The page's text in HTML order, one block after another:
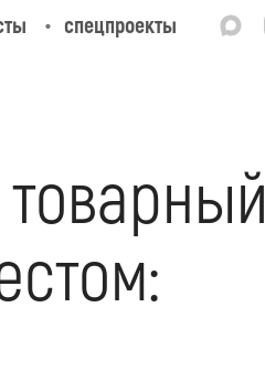
спецпроекты